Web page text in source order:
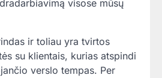
visose mūsų
ir toliau yra tvirtos
su klientais, kurias atspindi
verslo tempas. Per